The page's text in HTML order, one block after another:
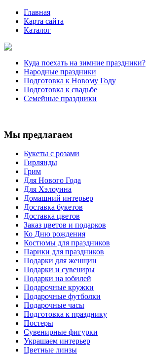
Главная
Карта сайта
Каталог
Куда поехать на зимние праздники?
Народные праздники
Подготовка к Новому Году
Подготовка к свадьбе
Семейные праздники
Мы предлагаем
Букеты с розами
Гирлянды
Грим
Для Нового Года
Для Хэлоуина
Домашний интерьер
Доставка букетов
Доставка цветов
Заказ цветов и подарков
Ко Дню рождения
Костюмы для праздников
Парики для праздников
Подарки для женщин
Подарки и сувениры
Подарки на юбилей
Подарочные кружки
Подарочные футболки
Подарочные часы
Подготовка к празднику
Постеры
Сувенирные фигурки
Украшаем интерьер
Цветные линзы